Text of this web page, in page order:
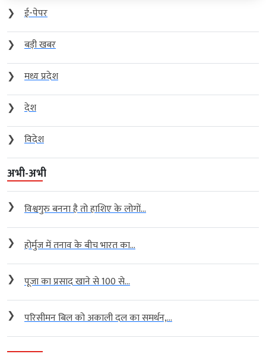
❯
ई-पेपर
❯
बड़ी खबर
❯
मध्य प्रदेश
❯
देश
❯
विदेश
अभी-अभी
❯ विश्वगुरु बनना है तो हाशिए के लोगों...
❯ होर्मुज में तनाव के बीच भारत का...
❯ पूजा का प्रसाद खाने से 100 से...
❯ परिसीमन बिल को अकाली दल का समर्थन,...